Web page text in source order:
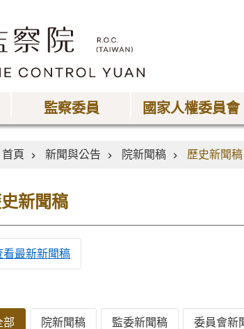
監察委員 國家人權委員會
首頁
新聞與公告 院新聞稿 歷史新聞稿
新聞稿
看最新新聞稿
部 院新聞稿 監委新聞稿 委員會新